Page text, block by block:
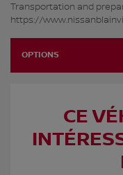
Transportation and
https://
OPTIONS
CE